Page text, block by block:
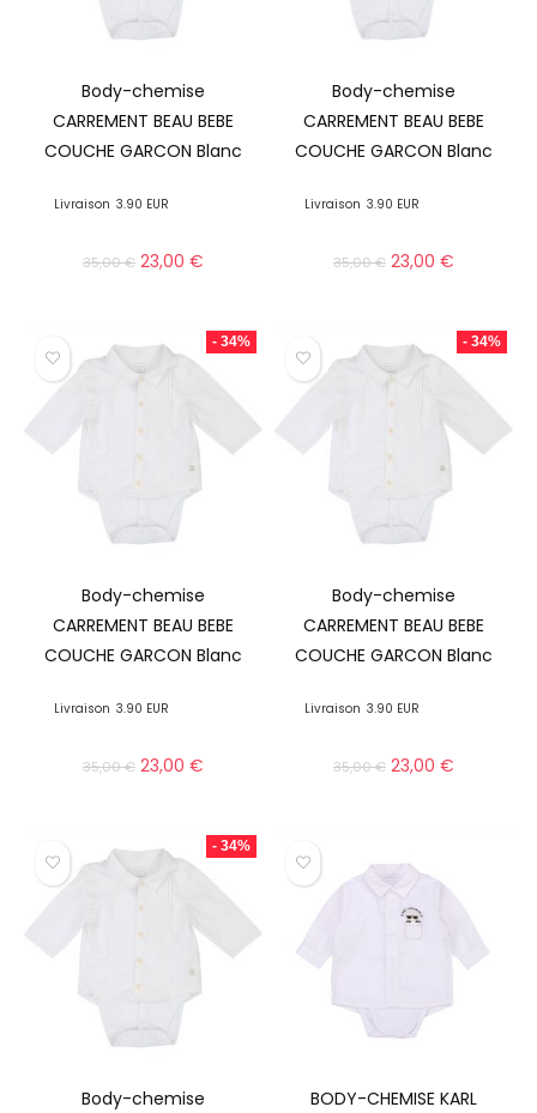
Body-chemise
CARREMENT BEAU BEBE
COUCHE GARCON Blanc
Livraison 3.90 EUR
35,00€ 23,00 €
Body-chemise
CARREMENT BEAU BEBE
COUCHE GARCON Blanc
Livraison 3.90 EUR
35,00€ 23,00 €
- 34%
Body-chemise
CARREMENT BEAU BEBE
COUCHE GARCON Blanc
Livraison 3.90 EUR
35,00€ 23,00 €
- 34%
Body-chemise
CARREMENT BEAU BEBE
COUCHE GARCON Blanc
Livraison 3.90 EUR
35,00€ 23,00 €
- 34%
Body-chemise
BODY-CHEMISE KARL